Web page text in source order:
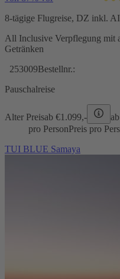
8-tägige Flugreise, DZ inkl. AI
All Inclusive Verpflegung mit
Getränken
253009Bestellnr.:
Pauschalreise
Alter Preisab €1.099,-
pro PersonPreis pro
TUI BLUE Samaya